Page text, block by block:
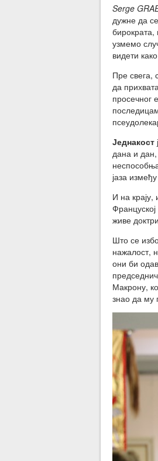
Serge
дужне да
бирократа,
узмемо
видети
Пре свега,
да
просечног
Једнакост
дана и дан,
јаза
И на крају,
живе
Што се
нажалост,
они би
Макрону,
знао да му